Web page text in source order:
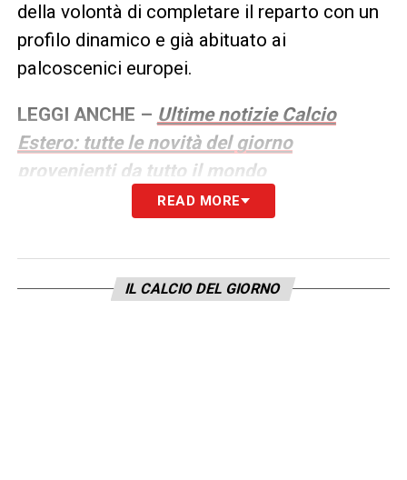
della volontà di completare il reparto con un
profilo dinamico e già abituato ai
palcoscenici europei.
LEGGI ANCHE – Ultime notizie Calcio
Estero: tutte le novità del giorno
provenienti da tutto il mondo
READ MORE
IL CALCIO DEL GIORNO